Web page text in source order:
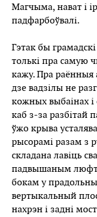
Магчыма, нават і
падфарбоўвалі.
Гэтак бы
толькі пра самую
кажу. Пра раённыя
дзе вадзілы не
кожных выбаінах і
каб з-за разбітай
ўжо крыва
рысорамі разам з
складана лавіць
падвышаным
бокам у
вертыкальный
нахрэн і задні